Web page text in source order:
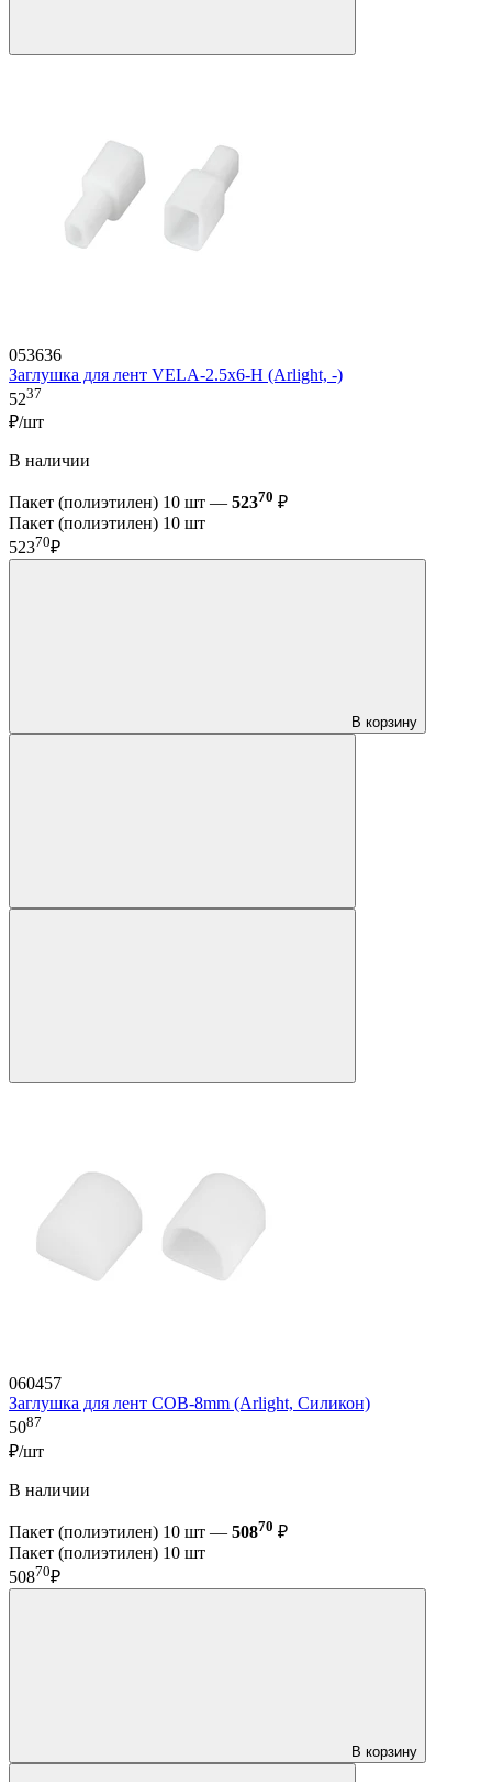
053636
Заглушка для лент VELA-2.5x6-H (Arlight, -)
5237
₽/шт
В наличии
Пакет (полиэтилен) 10 шт — 52370 ₽
Пакет (полиэтилен) 10 шт
52370₽
В корзину
060457
Заглушка для лент COB-8mm (Arlight, Силикон)
5087
₽/шт
В наличии
Пакет (полиэтилен) 10 шт — 50870 ₽
Пакет (полиэтилен) 10 шт
50870₽
В корзину